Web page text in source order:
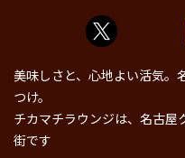
美味しさと、心地よい活気。
つけ。
チカマチラウンジは、名古屋
街です